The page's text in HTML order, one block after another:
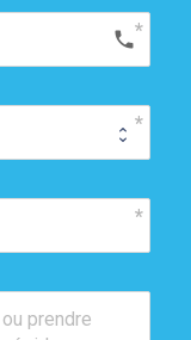
phone